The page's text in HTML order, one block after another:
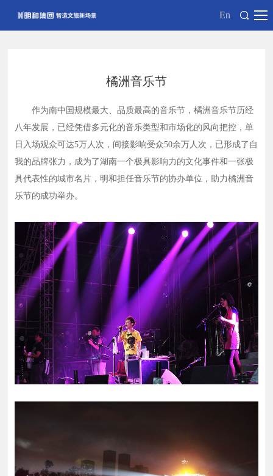
En
橘洲音乐节
作为南中国规模最大、品质最高的音乐节，橘洲音乐节历经
八年发展，已经凭借多元化的音乐类型和市场化的风向把控，单
日入场观众可达5万人次，间接影响受众50余万人次，已形成了自
我的品牌张力，成为了湖南一个极具影响力的文化事件和一张极
具代表性的城市名片，明和担任音乐节的协办单位，助力橘洲音
乐节的成功举办。